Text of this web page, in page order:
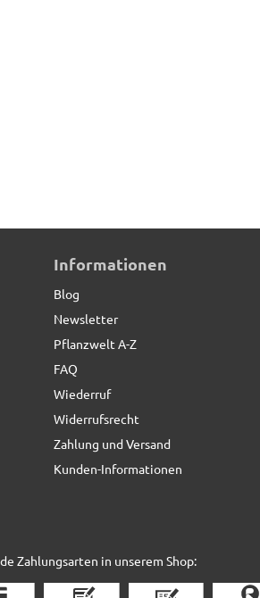
Informationen
Blog
Newsletter
Pflanzwelt A-Z
FAQ
Wiederruf
Widerrufsrecht
Zahlung und Versand
Kunden-Informationen
Zahlungsarten in unserem Shop: